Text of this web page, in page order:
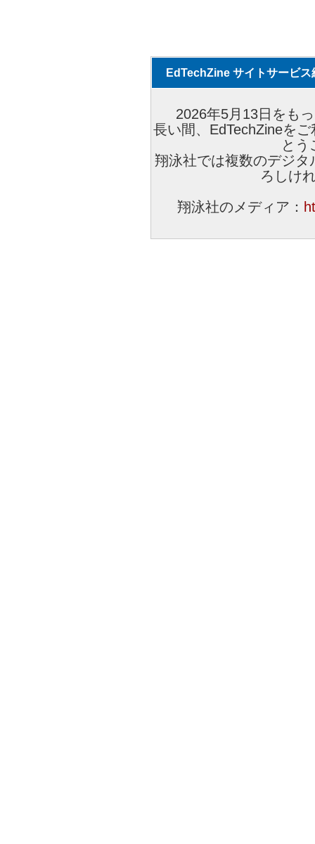
EdTechZine サイトサービス
2026年5月13日をも
長い間、EdTechZineを
とう
翔泳社では複数のデジ
ろしけ
翔泳社のメディア：